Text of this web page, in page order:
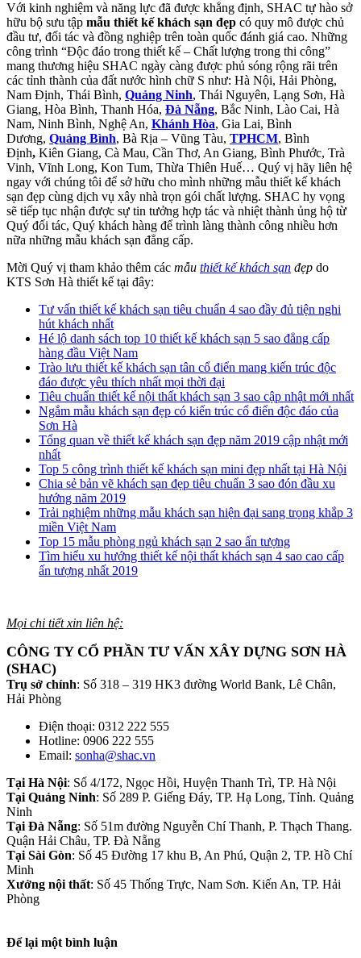
Với kinh nghiệm và năng lực đã được khẳng định, SHAC tự hào sở
hữu bộ sưu tập mẫu thiết kế khách sạn đẹp có quy mô được chủ
đầu tư, đối tác và đồng nghiệp trên toàn quốc đánh giá cao. Những
công trình “Độc đáo trong thiết kế – Chất lượng trong thi công”
mang thương hiệu SHAC ngày càng được phủ sóng rộng rãi trên
các tỉnh thành của đất nước hình chữ S như: Hà Nội, Hải Phòng,
Nam Định, Thái Bình, Quảng Ninh, Thái Nguyên, Lạng Sơn, Hà
Giang, Hòa Bình, Thanh Hóa, Đà Nẵng, Bắc Ninh, Lào Cai, Hà
Nam, Ninh Bình, Nghệ An, Khánh Hòa, Gia Lai, Bình
Dương, Quảng Bình, Bà Rịa – Vũng Tàu, TPHCM, Bình
Định, Kiên Giang, Cà Mau, Cần Thơ, An Giang, Bình Phước, Trà
Vinh, Vĩnh Long, Kon Tum, Thừa Thiên Huế… Quý vị hãy liên hệ
ngay với chúng tôi để sở hữu cho mình những mẫu thiết kế khách
sạn đẹp cùng dịch vụ xây nhà trọn gói chất lượng. SHAC hy vọng
sẽ tiếp tục nhận được sự tin tưởng hợp tác và nhiệt thành ủng hộ từ
Quý đối tác, Quý khách hàng để trình làng thành công nhiều hơn
nữa những mẫu khách sạn đẳng cấp.
Mời Quý vị tham khảo thêm các mẫu thiết kế khách sạn đẹp do
KTS Sơn Hà thiết kế tại đây:
Tư vấn thiết kế khách sạn tiêu chuẩn 4 sao đầy đủ tiện nghi
hút khách nhất
Hé lộ danh sách top 10 thiết kế khách sạn 5 sao đẳng cấp
hàng đầu Việt Nam
Trào lưu thiết kế khách sạn tân cổ điển mang kiến trúc độc
đáo được yêu thích nhất mọi thời đại
Tiêu chuẩn thiết kế nội thất khách sạn 3 sao cập nhật mới nhất
Ngắm mẫu khách sạn đẹp có kiến trúc cổ điển độc đáo của
Sơn Hà
Tổng quan về thiết kế khách sạn đẹp năm 2019 cập nhật mới
nhất
Top 5 công trình thiết kế khách sạn mini đẹp nhất tại Hà Nội
Chia sẻ bản vẽ khách sạn đẹp tiêu chuẩn 3 sao đón đầu xu
hướng năm 2019
Trải nghiệm những mẫu khách sạn hiện đại sang trọng khắp 3
miền Việt Nam
Top 15 mẫu phòng ngủ khách sạn 2 sao ấn tượng
Tìm hiểu xu hướng thiết kế nội thất khách sạn 4 sao cao cấp
ấn tượng nhất 2019
Mọi chi tiết xin liên hệ:
CÔNG TY CỔ PHẦN TƯ VẤN XÂY DỰNG SƠN HÀ
(SHAC)
Trụ sở chính: Số 318 – 319 HK3 đường World Bank, Lê Chân,
Hải Phòng
Điện thoại: 0312 222 555
Hotline: 0906 222 555
Email: sonha@shac.vn
Tại Hà Nội: Số 4/172, Ngọc Hồi, Huyện Thanh Trì, TP. Hà Nội
Tại Quảng Ninh: Số 289 P. Giếng Đáy, TP. Hạ Long, Tỉnh. Quảng
Ninh
Tại Đà Nẵng: Số 51m đường Nguyễn Chí Thanh, P. Thạch Thang.
Quận Hải Châu, TP. Đà Nẵng
Tại Sài Gòn: Số 45 Đường 17 khu B, An Phú, Quận 2, TP. Hồ Chí
Minh
Xưởng nội thất: Số 45 Thống Trực, Nam Sơn. Kiến An, TP. Hải
Phòng
Để lại một bình luận